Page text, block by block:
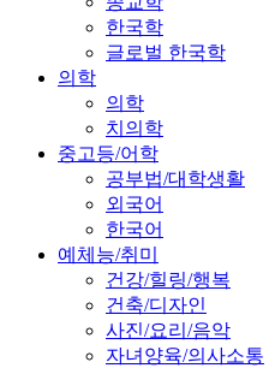
한국학
글로벌 한국학
의학
의학
치의학
중고등/어학
공부법/대학생활
외국어
한국어
예체능/취미
건강/힐링/행복
건축/디자인
사진/요리/음악
자녀양육/의사소통